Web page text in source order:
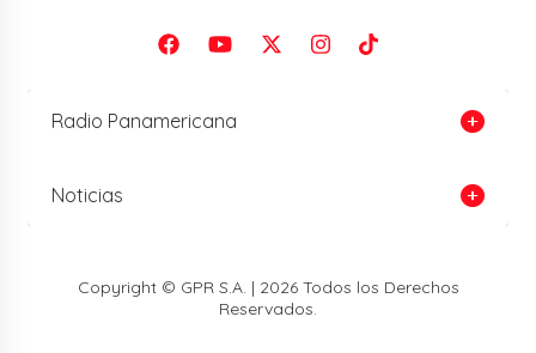
Radio Panamericana
Noticias
Copyright © GPR S.A. | 2026 Todos los Derechos
Reservados.